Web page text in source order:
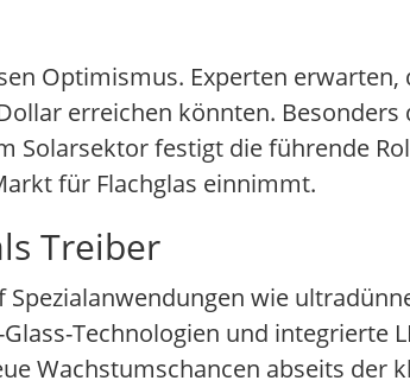
Optimismus. Experten erwarten,
erreichen könnten.
festigt die führende
für Flachglas einnimmt.
Treiber
wie
Technologien und integrierte
Wachstumschancen abseits der